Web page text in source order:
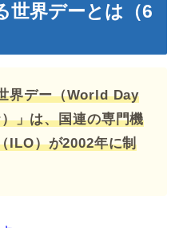
世界デーとは（6
界デー（World Day
」は、国連の専門機
ILO）が2002年に制